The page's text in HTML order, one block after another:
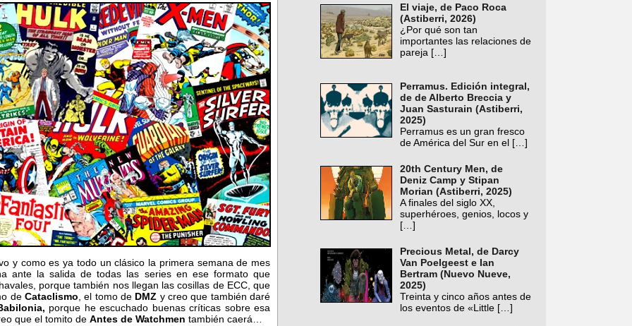
y como es ya todo un clásico la primera semana de mes
ante la salida de todas las series en ese formato que
porque también nos llegan las cosillas de ECC, que
de Cataclismo, el tomo de DMZ y creo que también daré
porque he escuchado buenas críticas sobre esa
que el tomito de Antes de Watchmen también caerá…
El viaje, de Paco Roca
(Astiberri, 2026)
¿Por qué son tan
importantes las relaciones de
pareja […]
Perramus. Edición integral,
de de Alberto Breccia y
Juan Sasturain (Astiberri,
2025)
Perramus es un gran fresco
de América del Sur en el […]
20th Century Men, de
Deniz Camp y Stipan
Morian (Astiberri, 2025)
A finales del siglo XX,
superhéroes, genios, locos y
[…]
Precious Metal, de Darcy
Van Poelgeest e Ian
Bertram (Nuevo Nueve,
2025)
Treinta y cinco años antes de
los eventos de «Little […]